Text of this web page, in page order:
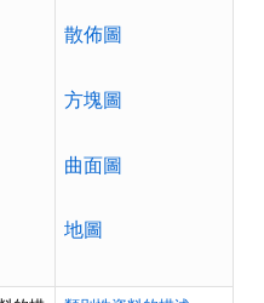
散佈圖
方塊圖
曲面圖
地圖